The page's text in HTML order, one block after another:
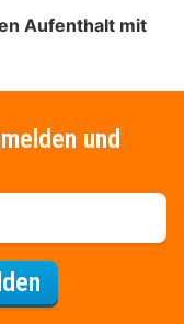
Aufenthalt mit
und
Für den